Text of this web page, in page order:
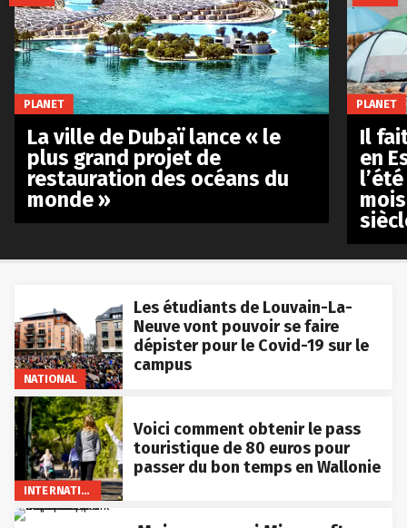
NATIONAL
Les étudiants de Louvain-La-
Neuve vont pouvoir se faire
dépister pour le Covid-19 sur le
campus
INTERNATIONAL
Voici comment obtenir le pass
touristique de 80 euros pour
passer du bon temps en Wallonie
PLANET
La ville de Dubaï lance « le
plus grand projet de
restauration des océans du
monde »
PLANET
Il
en